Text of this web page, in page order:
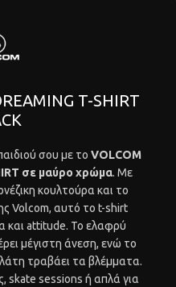
T-SHIRT
σου με το VOLCOM
σε μαύρο χρώμα. Με
κουλτούρα και το
Volcom, αυτό το t-shirt
και attitude. Το ελαφρύ
μέγιστη άνεση, ενώ το
τραβάει τα βλέμματα.
skate sessions ή απλά για